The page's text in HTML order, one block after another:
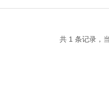
共 1 条记录，